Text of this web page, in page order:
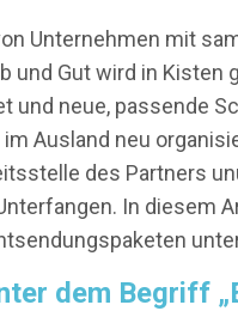
Unternehmen mit
und Gut wird in
und neue, passende
Ausland neu
des Partners
In diesem
dem Begriff